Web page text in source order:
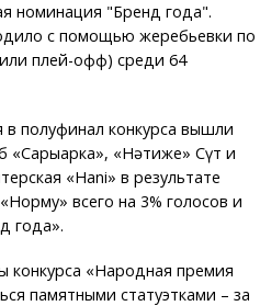
номинация "Бренд года".
с помощью жеребьевки по
плей-офф) среди 64
в полуфинал конкурса вышли
«Сарыарка», «Нәтиже» Сүт и
«Hani» в результате
всего на 3% голосов и
года».
«Народная премия
памятными статуэтками – за